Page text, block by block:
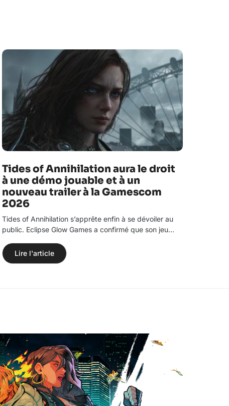
Tides of Annihilation aura le droit
à une démo jouable et à un
nouveau trailer à la Gamescom
2026
Tides of Annihilation s’apprête enfin à se dévoiler au
public. Eclipse Glow Games a confirmé que son jeu…
Lire l'article